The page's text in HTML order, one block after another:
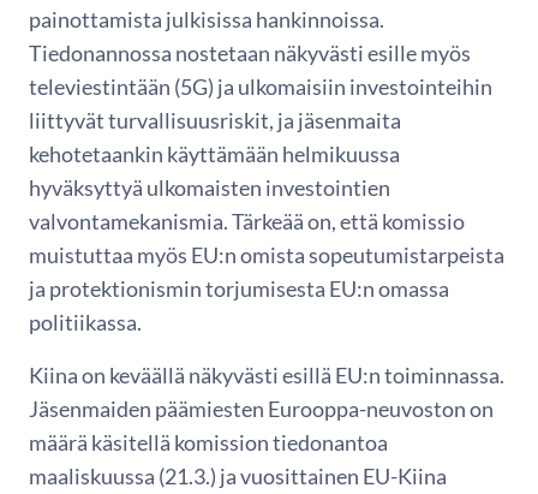
painottamista julkisissa hankinnoissa.
Tiedonannossa nostetaan näkyvästi esille myös
televiestintään (5G) ja ulkomaisiin investointeihin
liittyvät turvallisuusriskit, ja jäsenmaita
kehotetaankin käyttämään helmikuussa
hyväksyttyä ulkomaisten investointien
valvontamekanismia. Tärkeää on, että komissio
muistuttaa myös EU:n omista sopeutumistarpeista
ja protektionismin torjumisesta EU:n omassa
politiikassa.
Kiina on keväällä näkyvästi esillä EU:n toiminnassa.
Jäsenmaiden päämiesten Eurooppa-neuvoston on
määrä käsitellä komission tiedonantoa
maaliskuussa (21.3.) ja vuosittainen EU-Kiina